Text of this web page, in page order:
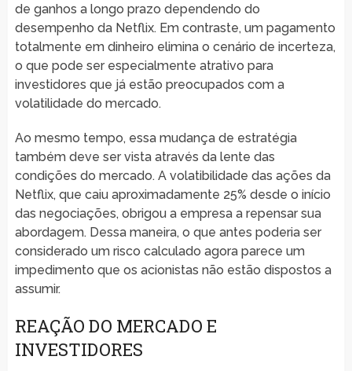
de ganhos a longo prazo dependendo do
desempenho da Netflix. Em contraste, um pagamento
totalmente em dinheiro elimina o cenário de incerteza,
o que pode ser especialmente atrativo para
investidores que já estão preocupados com a
volatilidade do mercado.
Ao mesmo tempo, essa mudança de estratégia
também deve ser vista através da lente das
condições do mercado. A volatibilidade das ações da
Netflix, que caiu aproximadamente 25% desde o início
das negociações, obrigou a empresa a repensar sua
abordagem. Dessa maneira, o que antes poderia ser
considerado um risco calculado agora parece um
impedimento que os acionistas não estão dispostos a
assumir.
REAÇÃO DO MERCADO E
INVESTIDORES